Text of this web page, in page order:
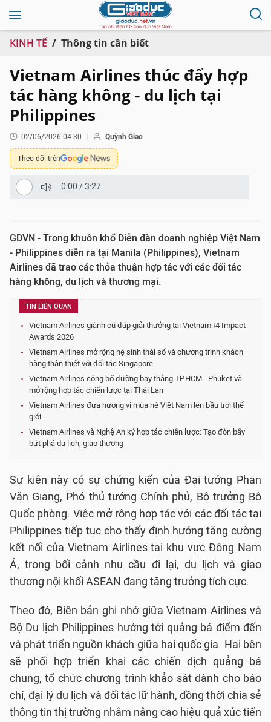
KINH TẾ Thông tin cần biết
Vietnam Airlines thúc đẩy hợp
tác hàng không - du lịch tại
Philippines
02/06/2026 04:30 Quỳnh Giao
Theo dõi trên
0:00 /3:27
GDVN - Trong khuôn khổ Diễn đàn doanh nghiệp Việt Nam
- Philippines diễn ra tại Manila (Philippines), Vietnam
Airlines đã trao các thỏa thuận hợp tác với các đối tác
hàng không, du lịch và thương mại.
TIN LIÊN QUAN
Vietnam Airlines giành cú đúp giải thưởng tại Vietnam I4 Impact
Awards 2026
Vietnam Airlines mở rộng hệ sinh thái số và chương trình khách
hàng thân thiết với đối tác Singapore
Vietnam Airlines công bố đường bay thẳng TP.HCM - Phuket và
mở rộng hợp tác chiến lược tại Thái Lan
Vietnam Airlines đưa hương vị mùa hè Việt Nam lên bầu trời thế
giới
Vietnam Airlines và Nghệ An ký hợp tác chiến lược: Tạo đòn bẩy
bứt phá du lịch, giao thương
Sự kiện này có sự chứng kiến của Đại tướng Phan
Văn Giang, Phó thủ tướng Chính phủ, Bộ trưởng Bộ
Quốc phòng. Việc mở rộng hợp tác với các đối tác tại
Philippines tiếp tục cho thấy định hướng tăng cường
kết nối của Vietnam Airlines tại khu vực Đông Nam
Á, trong bối cảnh nhu cầu đi lại, du lịch và giao
thương nội khối ASEAN đang tăng trưởng tích cực.
Theo đó, Biên bản ghi nhớ giữa Vietnam Airlines và
Bộ Du lịch Philippines hướng tới quảng bá điểm đến
và phát triển nguồn khách giữa hai quốc gia. Hai bên
sẽ phối hợp triển khai các chiến dịch quảng bá
chung, tổ chức chương trình khảo sát dành cho báo
chí, đại lý du lịch và đối tác lữ hành, đồng thời chia sẻ
thông tin thị trường nhằm nâng cao hiệu quả xúc tiến